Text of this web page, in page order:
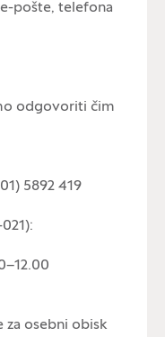
pošte, telefona
odgovoriti čim
5892 419
osebni obisk